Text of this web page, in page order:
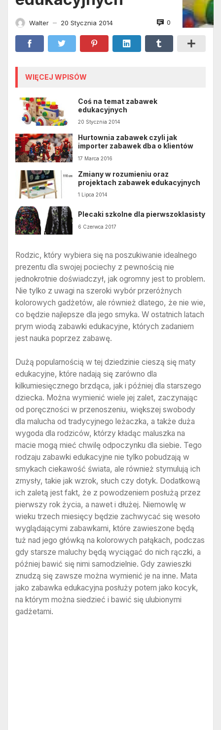
Walter — 20 Stycznia 2014 0
WIĘCEJ WPISÓW
Coś na temat zabawek
edukacyjnych
20 Stycznia 2014
Hurtownia zabawek czyli jak
importer zabawek dba o klientów
17 Marca 2016
Zmiany w rozumieniu oraz
projektach zabawek edukacyjnych
1 Lipca 2014
Plecaki szkolne dla pierwszoklasisty
6 Czerwca 2017
Rodzic, który wybiera się na poszukiwanie idealnego
prezentu dla swojej pociechy z pewnością nie
jednokrotnie doświadczył, jak ogromny jest to problem.
Nie tylko z uwagi na szeroki wybór przeróżnych
kolorowych gadżetów, ale również dlatego, że nie wie,
co będzie najlepsze dla jego smyka. W ostatnich latach
prym wiodą zabawki edukacyjne, których zadaniem
jest nauka poprzez zabawę.
Dużą popularnością w tej dziedzinie cieszą się maty
edukacyjne, które nadają się zarówno dla
kilkumiesięcznego brzdąca, jak i później dla starszego
dziecka. Można wymienić wiele jej zalet, zaczynając
od poręczności w przenoszeniu, większej swobody
dla malucha od tradycyjnego leżaczka, a także duża
wygoda dla rodziców, którzy kładąc maluszka na
macie mogą mieć chwilę odpoczynku dla siebie. Tego
rodzaju zabawki edukacyjne nie tylko pobudzają w
smykach ciekawość świata, ale również stymulują ich
zmysły, takie jak wzrok, słuch czy dotyk. Dodatkową
ich zaletą jest fakt, że z powodzeniem posłużą przez
pierwszy rok życia, a nawet i dłużej. Niemowlę w
wieku trzech miesięcy będzie zachwycać się wesoło
wyglądającymi zabawkami, które zawieszone będą
tuż nad jego główką na kolorowych pałąkach, podczas
gdy starsze maluchy będą wyciągać do nich rączki, a
później bawić się nimi samodzielnie. Gdy zawieszki
znudzą się zawsze można wymienić je na inne. Mata
jako zabawka edukacyjna posłuży potem jako kocyk,
na którym można siedzieć i bawić się ulubionymi
gadżetami.